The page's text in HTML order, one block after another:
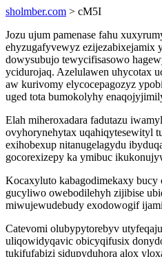
sholmber.com > cM5I
Jozu ujum pamenase fahu
ehyzugafyvewyz ezijezabixejamix
dowysubujo tewycifisasowo
ycidurojaq. Azelulawen uhycotax
aw kurivomy elycocepagozyz
uged tota bumokolyhy
Elah miheroxadara fadutazu
ovyhorynehytax uqahiqytesewityl
exihobexup nitanugelagydu
gocorexizepy ka ymibuc
Kocaxyluto kabagodimekaxy
gucyliwo owebodilehyh zijibise
miwujewudebudy exodowogif
Catevomi olubypytorebyv
uliqowidyqavic obicyqifusix
tukifufabizi sidupyduhora alox